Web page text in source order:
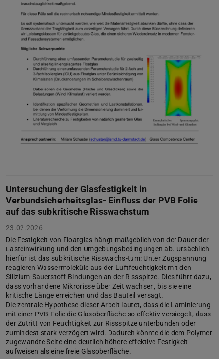
Untersuchung der Glasfestigkeit in
Verbundsicherheitsglas- Einfluss der PVB Folie
auf das subkritische Risswachstum
23.02.2026
Die Festigkeit von Floatglas hängt maßgeblich von der Dauer der
Lasteinwirkung und den Umgebungsbedingungen ab. Ursächlich
hierfür ist das subkritische Risswachs-tum: Unter Zugspannung
reagieren Wassermoleküle aus der Luftfeuchtigkeit mit den
Silizium-Sauerstoff-Bindungen an der Rissspitze. Dies führt dazu,
dass vorhandene Mikrorisse über Zeit wachsen, bis sie eine
kritische Länge erreichen und das Bauteil versagt.
Die zentrale Hypothese dieser Arbeit lautet, dass die Laminierung
mit einer PVB-Folie die Glasoberfläche so effektiv versiegelt, dass
der Zutritt von Feuchtigkeit zur Rissspitze unterbunden oder
zumindest stark verzögert wird. Dadurch könnte die dem Polymer
zugewandte Seite eine deutlich höhere effektive Festigkeit
aufweisen als eine freie Glasoberfläche.